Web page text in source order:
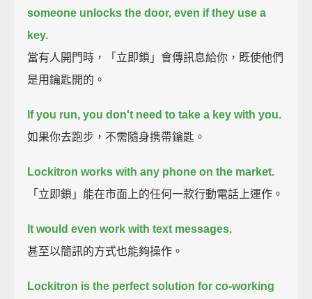
someone unlocks the door, even if they use a
key.
當有人開門時，「立即鎖」會傳訊息給你，既使他們
是用鑰匙開的。
If you run, you don't need to take a key with you.
如果你去跑步，不需隨身携帶鑰匙。
Lockitron works with any phone on the market.
「立即鎖」能在市面上的任何一款行動電話上運作。
It would even work with text messages.
甚至以簡訊的方式也能夠操作。
Lockitron is the perfect solution for co-working